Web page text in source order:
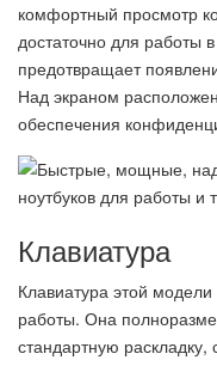
комфортный просмотр
достаточно для работы
предотвращает
Над экраном
обеспечения
Клавиатура
Клавиатура этой
работы. Она
стандартную